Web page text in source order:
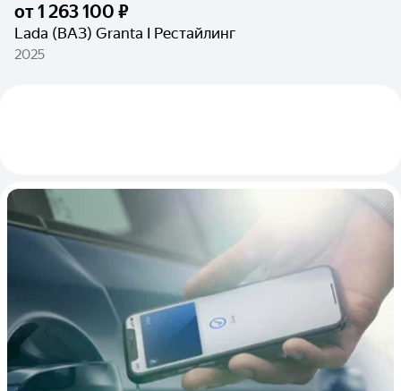
от1 263 100 ₽
Lada (ВАЗ) Granta I Рестайлинг
2025